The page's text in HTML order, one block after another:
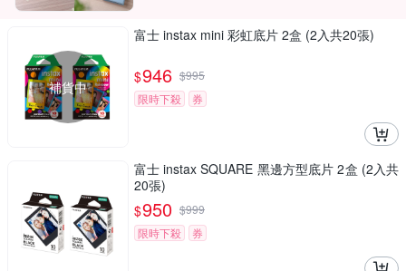
補貨中
富士 instax mini 彩虹底片 2盒 (2入共20張)
$946 $995
限時下殺
券
富士 instax SQUARE 黑邊方型底片 2盒 (2入共
20張)
$950 $999
限時下殺
券